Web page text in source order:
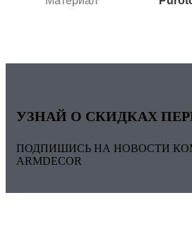
УЗНАЙ О СКИДКАХ
ПОДПИШИСЬ НА НОВОСТИ
ARMDECOR